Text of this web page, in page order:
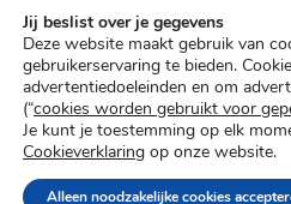
© 2026 Fiona
Algemene
Jij beslist over je gegevens
Deze website maakt gebruik van
gebruikerservaring te bieden.
advertentiedoeleinden en om
(“cookies worden gebruikt voor
Je kunt je toestemming op elk
Cookieverklaring op onze website.
Alleen noodzakelijke cookies